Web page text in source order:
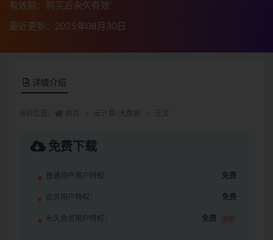
有效期：购买后永久有效
最近更新：2025年08月30日
详情介绍
免费下载
普通用户用户特权： 免费
会员用户特权： 免费
永久会员用户特权： 免费 推荐